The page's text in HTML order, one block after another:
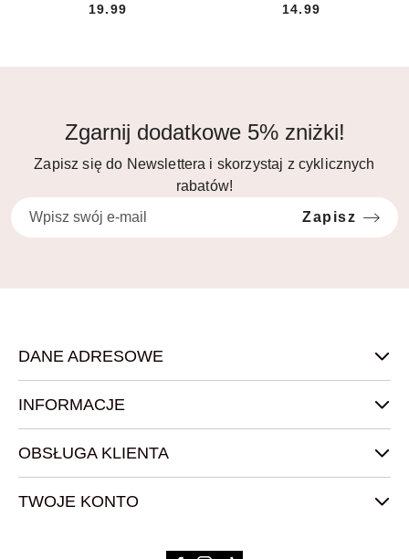
Cena:
19.99
Cena:
14.99
Zgarnij dodatkowe 5% zniżki!
Zapisz się do Newslettera i skorzystaj z cyklicznych
rabatów!
Zapisz
DANE ADRESOWE
INFORMACJE
OBSŁUGA KLIENTA
TWOJE KONTO